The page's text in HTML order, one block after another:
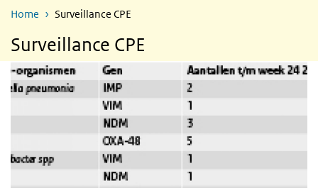
Home Surveillance CPE
Surveillance CPE